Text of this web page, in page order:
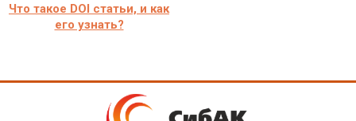
Что такое DOI статьи, и как
его узнать?